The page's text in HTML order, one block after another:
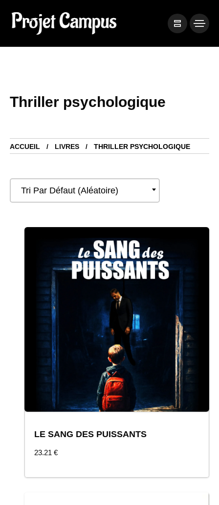
Thriller psychologique
ACCUEIL LIVRES THRILLER PSYCHOLOGIQUE
LE SANG DES PUISSANTS
23.21 €